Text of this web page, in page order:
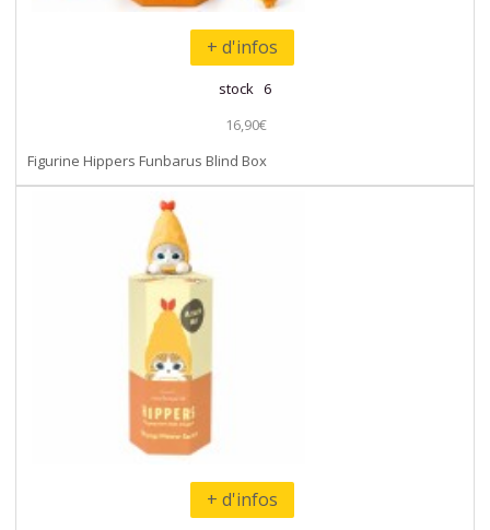
+ d'infos
stock 6
16,90€
Figurine Hippers Funbarus Blind Box
+ d'infos